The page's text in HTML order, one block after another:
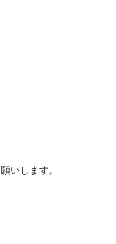
いします。